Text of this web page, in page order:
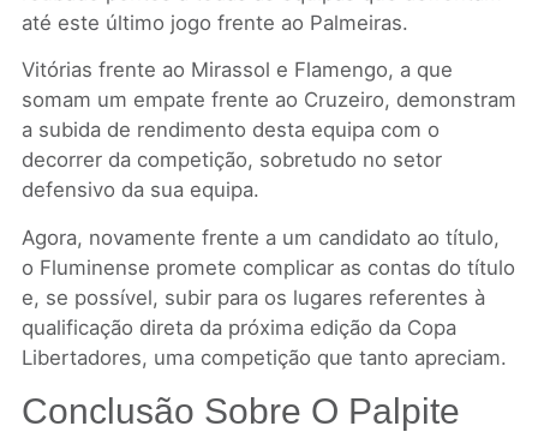
até este último jogo frente ao Palmeiras.
Vitórias frente ao Mirassol e Flamengo, a que
somam um empate frente ao Cruzeiro, demonstram
a subida de rendimento desta equipa com o
decorrer da competição, sobretudo no setor
defensivo da sua equipa.
Agora, novamente frente a um candidato ao título,
o Fluminense promete complicar as contas do título
e, se possível, subir para os lugares referentes à
qualificação direta da próxima edição da Copa
Libertadores, uma competição que tanto apreciam.
Conclusão Sobre O Palpite